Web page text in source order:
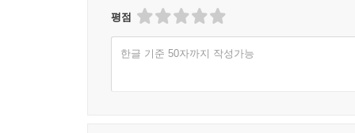
평점
한글 기준 50자까지 작성가능